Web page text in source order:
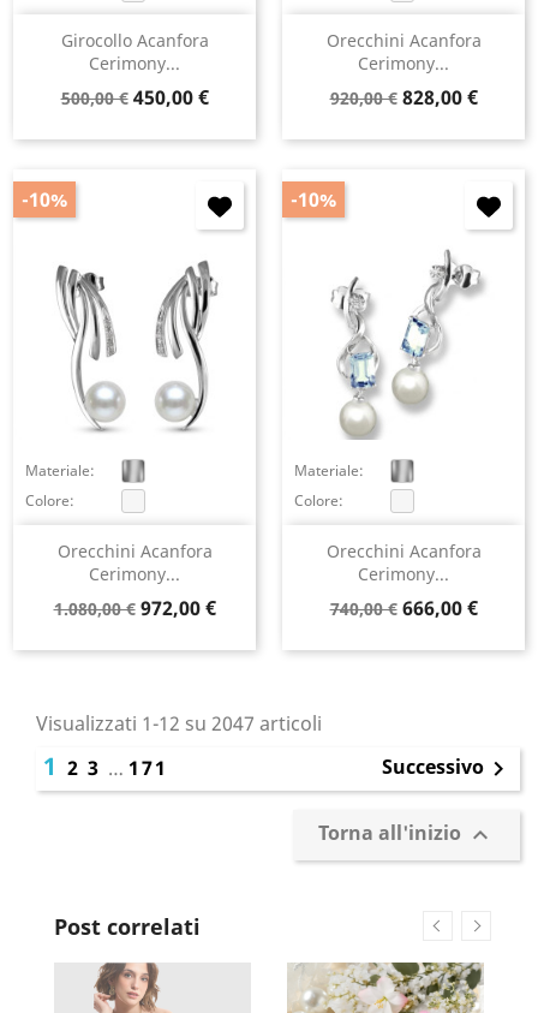
Girocollo Acanfora
Cerimony...
Prezzo
500,00 € Prezzo
450,00 €
Orecchini Acanfora
Cerimony...
Prezzo
920,00 € Prezzo
828,00 €
Orecchini Acanfora
Cerimony...
Prezzo
1.080,00 € Prezzo
972,00 €
Materiale:
Colore:
-10%
Orecchini Acanfora
Cerimony...
Prezzo
740,00 € Prezzo
666,00 €
Materiale:
Colore:
-10%
Visualizzati 1-12 su 2047 articoli
1 2 3 … 171 Successivo 
Torna all'inizio 
Post correlati
Accedi ×
You need to be logged in to save products in your
wish list.
Annulla Accedi